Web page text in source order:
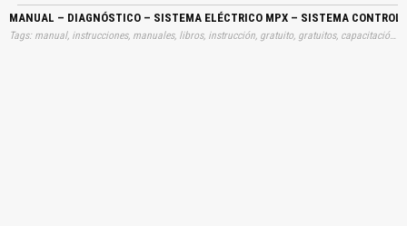
MANUAL – DIAGNÓSTICO – SISTEMA ELÉCTRICO MPX – SISTEMA
Tags: manual, instrucciones, manuales, libros, instrucción, gratuito, gratuitos, capacitación, entrenamiento, capacitaciones, información, datos, gratis, descargar, guías, guias, diagnosticos, sistemas, electricos, mpx, sistemas, controlados, conexiones, directas, realizar, diagnosticos, causas, desconexiones, cortocircuitos, procedimientos, revisiones, localizaciones, fallas, reparaciones, averias, comprobaciones, conmutadores, actuadores, mazos, cables, aprender, descargas